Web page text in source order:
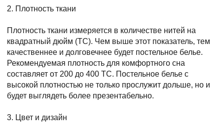
2. Плотность ткани
Плотность ткани измеряется в количестве нитей на
квадратный дюйм (TC). Чем выше этот показатель, тем
качественнее и долговечнее будет постельное белье.
Рекомендуемая плотность для комфортного сна
составляет от 200 до 400 TC. Постельное белье с
высокой плотностью не только прослужит дольше, но и
будет выглядеть более презентабельно.
3. Цвет и дизайн